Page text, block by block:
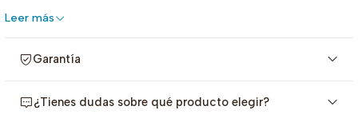
Un par de columnas (cama de tamido) debe estar siempre
en su lugar cuando el InogenOne G5 está en uso. Las
camas de tamice se desgastarán después de un uso
Leer más
Garantía
¿Tienes dudas sobre qué producto elegir?